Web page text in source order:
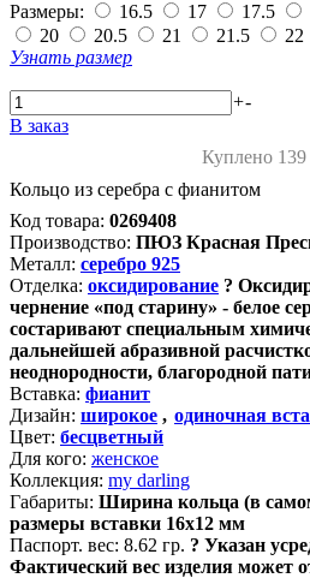
Размеры:
16.5 17 17.5
20
20.5 21 21.5 22
Узнать размер
+-
В заказ
Куплено 139
Кольцо из серебра с фианитом
Код товара: 0269408
Производство: ПЮЗ Красная
Металл: серебро 925
Отделка: оксидирование ?
чернение «под старину» - белое
состаривают специальным
дальнейшей абразивной
неоднородности, благородной
Вставка: фианит
Дизайн: широкое , одиночная
Цвет: бесцветный
Для кого: женское
Коллекция: my darling
Габариты: Ширина кольца (в
размеры вставки 16х12 мм
Паспорт. вес: 8.62 гр. ? Указан
Фактический вес изделия может